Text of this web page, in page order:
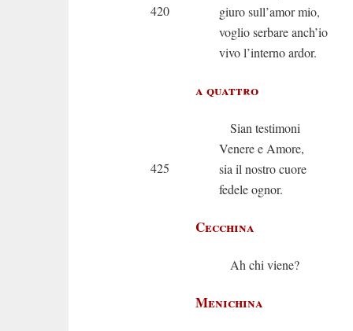
420
giuro sull’amor mio,
voglio serbare anch’io
vivo l’interno ardor.
a quattro
Sian testimoni
Venere e Amore,
425
sia il nostro cuore
fedele ognor.
Cecchina
Ah chi viene?
Menichina